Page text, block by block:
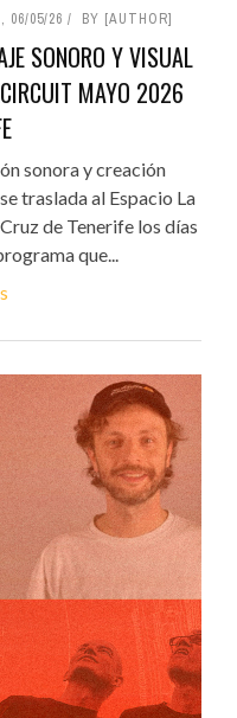
06/05/26 BY [AUTHOR]
SONORO Y VISUAL
MAYO 2026
sonora y creación
traslada al Espacio La
de Tenerife los días
que...